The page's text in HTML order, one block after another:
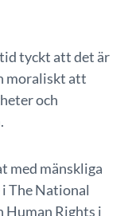
tyckt att det är
moraliskt att
och
med mänskliga
The National
Human Rights i